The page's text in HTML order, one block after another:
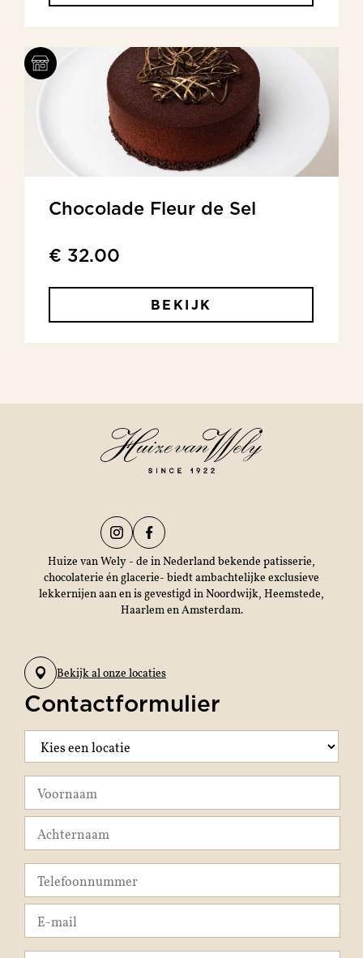
Chocolade Fleur de Sel
€ 32.00
BEKIJK
Huize van Wely - de in Nederland bekende patisserie,
chocolaterie én glacerie- biedt ambachtelijke exclusieve
lekkernijen aan en is gevestigd in Noordwijk, Heemstede,
Haarlem en Amsterdam.
Bekijk al onze locaties
Contactformulier